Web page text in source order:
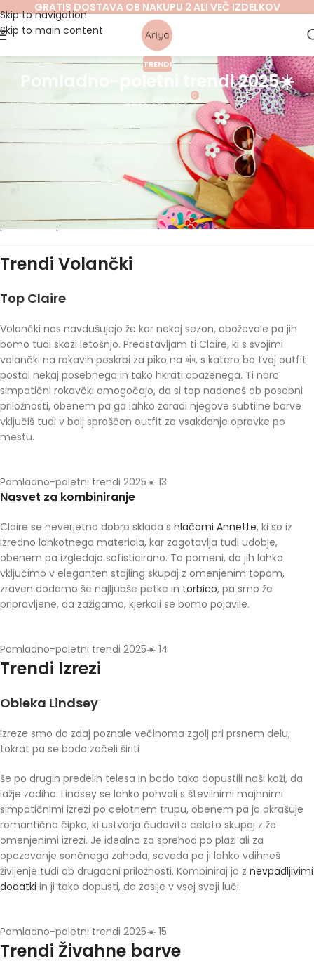
Skip to navigation
Skip to main content
GRATIS DOSTAVA OB NAKUPU 2 ALI VEČ IZDELKOV
TRENDI
Pomladno-poletni trendi 2025☀️
Sašo Janušić 0
Nova sezona prinaša priložnost, da svojemu stilu vdihneš
svežino.Kot razkrivajo modni strokovnjaki na portaluHarper’s
Bazaar, pomladno-poletni trendi letos navdušujejo z drznejšimi
barvnimi kombinacijami, nostalgičnimi detajli in lahkotnimi kroji,
ki so kot ustvarjeni za sončne dni. Čas je, da odkriješ, kateri
izmed njih bodo zaznamovali tvojo garderobo in poskrbeli, da
boš vedno v koraku z modo. Beri dalje in odkrij kateri so glavni
pomladno-poletni trendi!
Trendi Volančki
Top Claire
Volančki nas navdušujejo že kar nekaj sezon, oboževale pa jih
bomo tudi skozi letošnjo. Predstavljam ti Claire, ki s svojimi
volančki na rokavih poskrbi za piko na »i«, s katero bo tvoj outfit
postal nekaj posebnega in tako hkrati opaženega. Ti noro
simpatični rokavčki omogočajo, da si top nadeneš ob posebni
priložnosti, obenem pa ga lahko zaradi njegove subtilne barve
vključiš tudi v bolj sproščen outfit za vsakdanje opravke po
mestu.
Pomladno-poletni trendi 2025☀️ 13
Nasvet za kombiniranje
Claire se neverjetno dobro sklada s hlačami Annette, ki so iz
izredno lahkotnega materiala, kar zagotavlja tudi udobje,
obenem pa izgledajo sofisticirano. To pomeni, da jih lahko
vključimo v eleganten stajling skupaj z omenjenim topom,
zraven dodamo še najljubše petke in torbico, pa smo že
pripravljene, da zažigamo, kjerkoli se bomo pojavile.
Pomladno-poletni trendi 2025☀️ 14
Trendi Izrezi
Obleka Lindsey
Izreze smo do zdaj poznale večinoma zgolj pri prsnem delu,
tokrat pa se bodo začeli širiti
še po drugih predelih telesa in bodo tako dopustili naši koži, da
lažje zadiha. Lindsey se lahko pohvali s številnimi majhnimi
simpatičnimi izrezi po celotnem trupu, obenem pa jo okrašuje
romantična čipka, ki ustvarja čudovito celoto skupaj z že
omenjenimi izrezi. Je idealna za sprehod po plaži ali za
opazovanje sončnega zahoda, seveda pa ji lahko vdihneš
življenje tudi ob drugačni priložnosti. Kombiniraj jo z nevpadljivimi
dodatki in ji tako dopusti, da zasije v vsej svoji luči.
Pomladno-poletni trendi 2025☀️ 15
Trendi Živahne barve